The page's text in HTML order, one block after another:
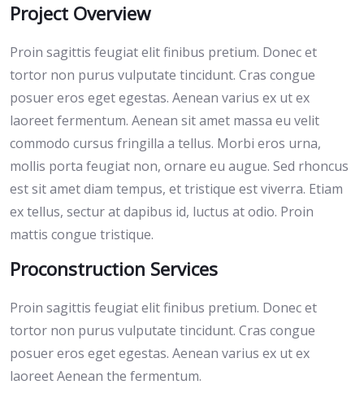
Project Overview
Proin sagittis feugiat elit finibus pretium. Donec et
tortor non purus vulputate tincidunt. Cras congue
posuer eros eget egestas. Aenean varius ex ut ex
laoreet fermentum. Aenean sit amet massa eu velit
commodo cursus fringilla a tellus. Morbi eros urna,
mollis porta feugiat non, ornare eu augue. Sed rhoncus
est sit amet diam tempus, et tristique est viverra. Etiam
ex tellus, sectur at dapibus id, luctus at odio. Proin
mattis congue tristique.
Proconstruction Services
Proin sagittis feugiat elit finibus pretium. Donec et
tortor non purus vulputate tincidunt. Cras congue
posuer eros eget egestas. Aenean varius ex ut ex
laoreet Aenean the fermentum.